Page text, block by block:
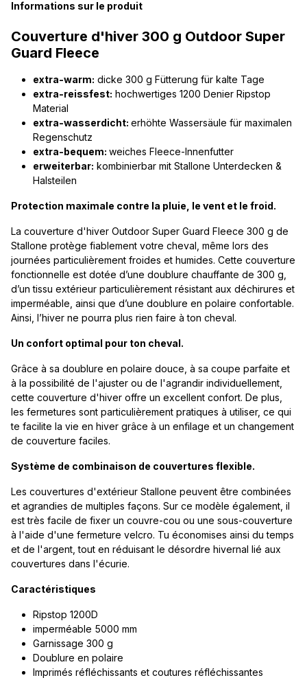
Informations sur le produit
Couverture d'hiver 300 g Outdoor Super
Guard Fleece
extra-warm: dicke 300 g Fütterung für kalte Tage
extra-reissfest: hochwertiges 1200 Denier Ripstop
Material
extra-wasserdicht: erhöhte Wassersäule für maximalen
Regenschutz
extra-bequem: weiches Fleece-Innenfutter
erweiterbar: kombinierbar mit Stallone Unterdecken &
Halsteilen
Protection maximale contre la pluie, le vent et le froid.
La couverture d'hiver Outdoor Super Guard Fleece 300 g de
Stallone protège fiablement votre cheval, même lors des
journées particulièrement froides et humides. Cette couverture
fonctionnelle est dotée d’une doublure chauffante de 300 g,
d’un tissu extérieur particulièrement résistant aux déchirures et
imperméable, ainsi que d’une doublure en polaire confortable.
Ainsi, l’hiver ne pourra plus rien faire à ton cheval.
Un confort optimal pour ton cheval.
Grâce à sa doublure en polaire douce, à sa coupe parfaite et
à la possibilité de l'ajuster ou de l'agrandir individuellement,
cette couverture d'hiver offre un excellent confort. De plus,
les fermetures sont particulièrement pratiques à utiliser, ce qui
te facilite la vie en hiver grâce à un enfilage et un changement
de couverture faciles.
Système de combinaison de couvertures flexible.
Les couvertures d'extérieur Stallone peuvent être combinées
et agrandies de multiples façons. Sur ce modèle également, il
est très facile de fixer un couvre-cou ou une sous-couverture
à l'aide d'une fermeture velcro. Tu économises ainsi du temps
et de l'argent, tout en réduisant le désordre hivernal lié aux
couvertures dans l'écurie.
Caractéristiques
Ripstop 1200D
imperméable 5000 mm
Garnissage 300 g
Doublure en polaire
Imprimés réfléchissants et coutures réfléchissantes